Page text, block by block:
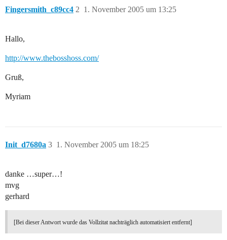
Fingersmith_c89cc4 1. November 2005 um 13:25
2
Hallo,
http://www.thebosshoss.com/
Gruß,
Myriam
Init_d7680a 1. November 2005 um 18:25
3
danke …super…!
mvg
gerhard
[Bei dieser Antwort wurde das Vollzitat nachträglich automatisiert entfernt]